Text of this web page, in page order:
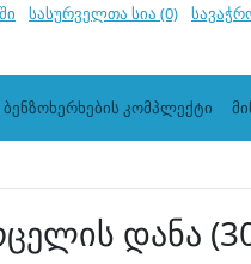
სასურველთა სია (0)
ბენზოხერხების კომპლექტი
დანა